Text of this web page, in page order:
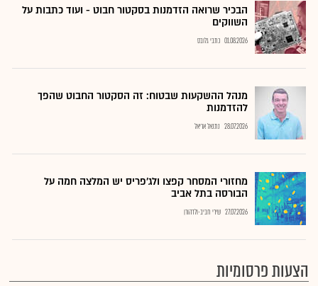
הבכיר שרואה הזדמנות בסקטור חבוט - ועוד כתבות על
השווקים
01.08.2026 כתבי גלובס
מנהל ההשקעות שבטוח: זה הסקטור החבוט שהפך
להזדמנות
28.07.2026 נתנאל אריאל
מחזורי המסחר קפצו ולג'פריס יש המלצה חמה על
הבורסה בתל אביב
27.07.2026 שירי חביב-ולדהורן
הצעות פרסומיות